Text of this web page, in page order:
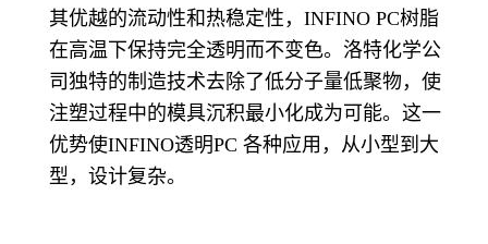
其优越的流动性和热稳定性，INFINO PC树脂
在高温下保持完全透明而不变色。洛特化学公
司独特的制造技术去除了低分子量低聚物，使
注塑过程中的模具沉积最小化成为可能。这一
优势使INFINO透明PC 各种应用，从小型到大
型，设计复杂。